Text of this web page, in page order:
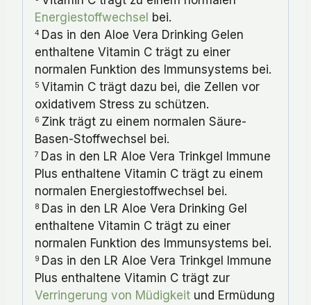
Energiestoffwechsel bei.
4 Das in den Aloe Vera Drinking Gelen
enthaltene Vitamin C trägt zu einer
normalen Funktion des Immunsystems bei.
5 Vitamin C trägt dazu bei, die Zellen vor
oxidativem Stress zu schützen.
6 Zink trägt zu einem normalen Säure-
Basen-Stoffwechsel bei.
7 Das in den LR Aloe Vera Trinkgel Immune
Plus enthaltene Vitamin C trägt zu einem
normalen Energiestoffwechsel bei.
8 Das in den LR Aloe Vera Drinking Gel
enthaltene Vitamin C trägt zu einer
normalen Funktion des Immunsystems bei.
9 Das in den LR Aloe Vera Trinkgel Immune
Plus enthaltene Vitamin C trägt zur
Verringerung von Müdigkeit und Ermüdung